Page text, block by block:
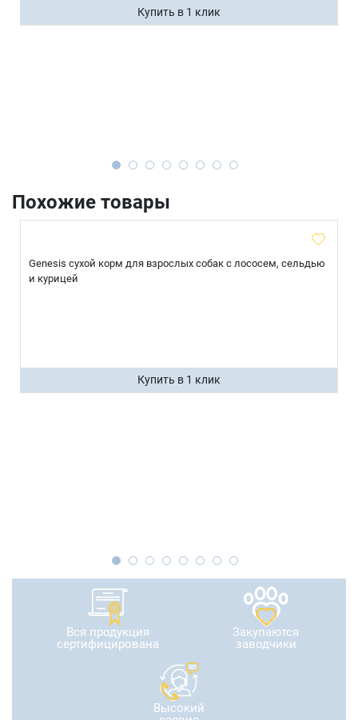
Купить в 1 клик
Похожие товары
Genesis сухой корм для взрослых собак с лососем, сельдью
и курицей
Купить в 1 клик
Вся продукция
сертифицирована
Закупаются
заводчики
Высокий